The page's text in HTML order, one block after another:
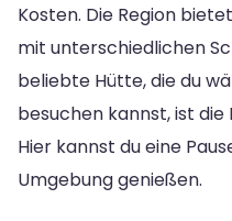
Kosten. Die Region
mit unterschiedlichen
beliebte Hütte, die du
besuchen kannst, ist die
Hier kannst du eine
Umgebung genießen.